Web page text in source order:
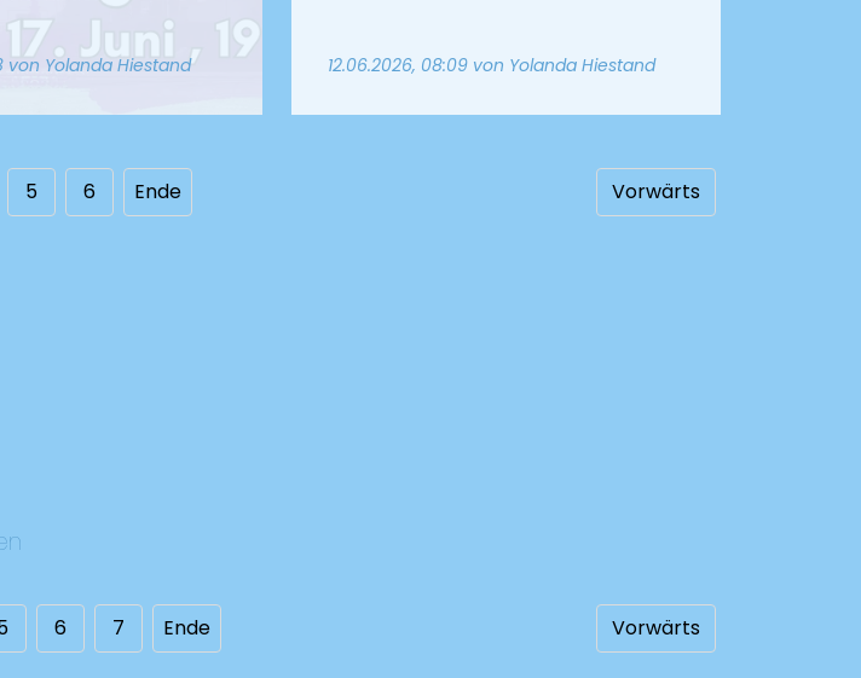
von Yolanda Hiestand 12.06.2026, 08:09 von Yolanda Hiestand
Vorwärts
5 6 Ende
Vorwärts
6 7 Ende